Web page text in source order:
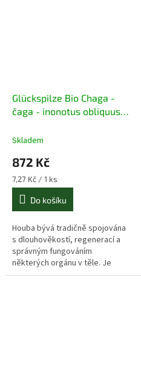
Glückspilze Bio Chaga -
čaga - inonotus obliquus
Skladem
872 Kč
Měrná
cena:
7,27 Kč / 1 ks
Do košíku
Houba bývá tradičně spojována
s dlouhověkostí, regenerací a
správným fungováním
některých orgánu v těle. Je
bohatá na antioxidanty,